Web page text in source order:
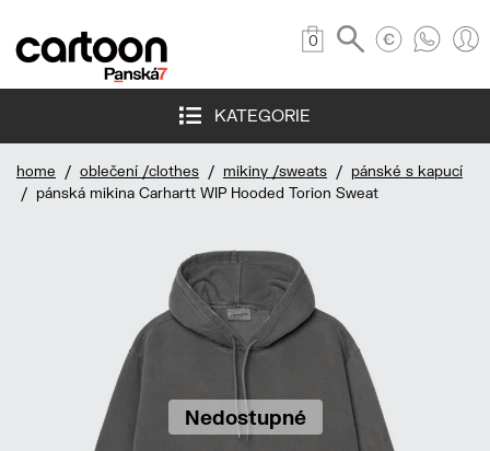
0
KATEGORIE
home / oblečení /clothes / mikiny /sweats / pánské s kapucí
/ pánská mikina Carhartt WIP Hooded Torion Sweat
Nedostupné